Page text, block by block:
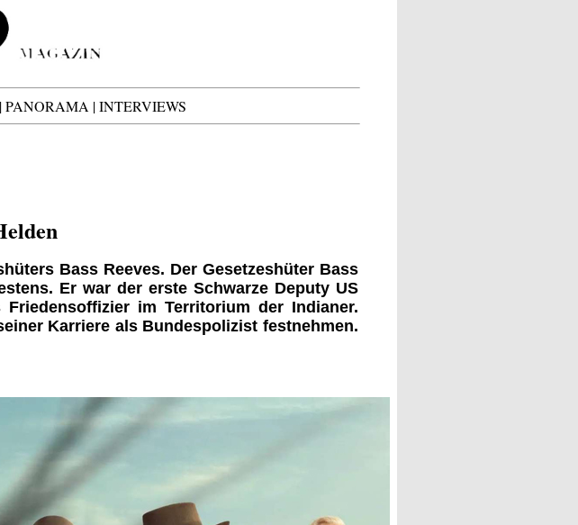
|PANORAMA |INTERVIEWS
Bass Reeves. Der Gesetzeshüter Bass
Er war der erste Schwarze Deputy US
im Territorium der Indianer.
Karriere als Bundespolizist festnehmen.